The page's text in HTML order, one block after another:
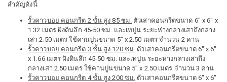
สำคัญดังนี้
รั้วคาวบอย คอนกรีต 2 ชั้น สูง 85 ซม. ตัวเสาคอนกรีตขนาด 6" x 6" x
1.32 เมตร ฝังดินลึก 45-50 ซม. และเทปูน ระยะห่างกลางเสาถึงกลาง
เสา 2.50 เมตร ใช้คานปูนขนาด 5" x 2.50 เมตร จำนวน 2 คาน
รั้วคาวบอย คอนกรีต 3 ชั้น สูง 120 ซม. ตัวเสาคอนกรีตขนาด 6" x 6"
x 1.66 เมตร ฝังดินลึก 45-50 ซม. และเทปูน ระยะห่างกลางเสาถึง
กลางเสา 2.50 เมตร ใช้คานปูนขนาด 5" x 2.50 เมตร จำนวน 3 คาน
รั้วคาวบอย คอนกรีต 4 ชั้น สูง 200 ซม. ตัวเสาคอนกรีตขนาด 6" x 6"